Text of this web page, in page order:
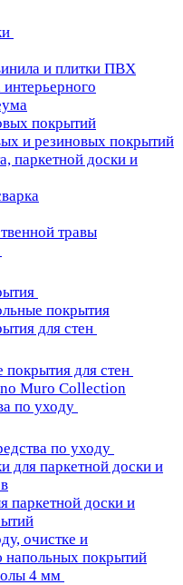
и плитки ПВХ
покрытий
и резиновых покрытий
паркетной доски и
травы
покрытия
для стен
для стен
Muro Collection
по уходу
по уходу
для паркетной доски и
паркетной доски и
очистке и
напольных покрытий
4 мм